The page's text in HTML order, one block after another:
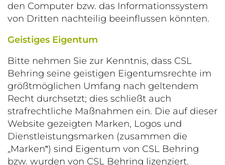
den Computer bzw. das Informationssystem
von Dritten nachteilig beeinflussen könnten.
Geistiges Eigentum
Bitte nehmen Sie zur Kenntnis, dass CSL
Behring seine geistigen Eigentumsrechte im
größtmöglichen Umfang nach geltendem
Recht durchsetzt; dies schließt auch
strafrechtliche Maßnahmen ein. Die auf dieser
Website gezeigten Marken, Logos und
Dienstleistungsmarken (zusammen die
„Marken‟) sind Eigentum von CSL Behring
bzw. wurden von CSL Behring lizenziert.